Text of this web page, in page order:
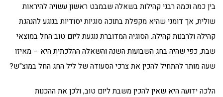
בין כמה וכמה רבני קהילות בשאלה שבמבט ראשון עשויה להיראות
שולית, אך דומני שהיא מקפלת בתוכה סוגיות יסודיות בנוגע להנהגת
קהילה ולרבנות קהילה. הסוגיה המדוברת נוגעת ליום טוב החל במוצאי
שבת, כפי שהיה בחג השבועות השנה והשאלה ההלכתית היא – מאיזו
שעה מותר להתחיל להכין את צרכי הסעודה של ליל החג החל במוצ"ש?
הלכה ידועה היא שאין להכין משבת ליום טוב, ולכן את ההכנות